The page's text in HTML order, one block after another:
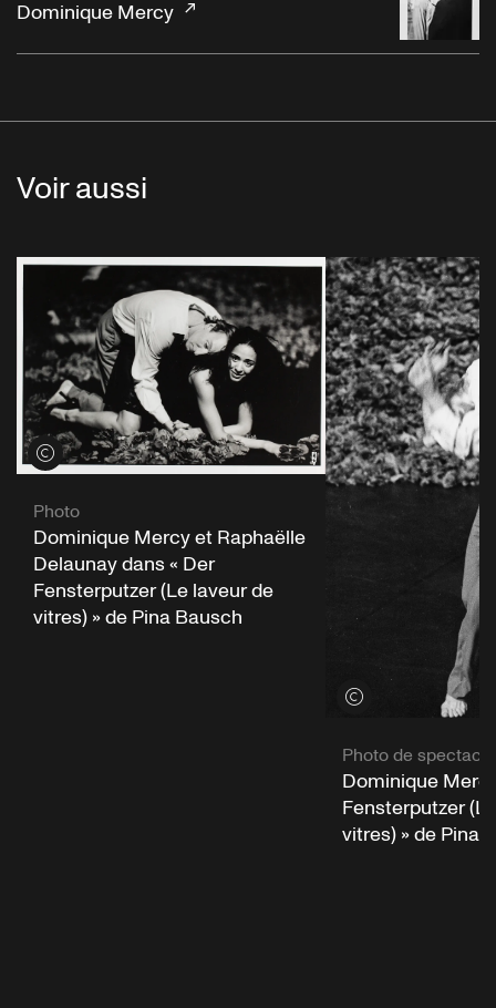
Dominique Mercy
Voir aussi
Voir les crédits
Photo
Dominique Mercy et Raphaëlle
Delaunay dans « Der
Fensterputzer (Le laveur de
vitres) » de Pina Bausch
Voir les crédits
Photo de spectacle
Dominique
Fensterputzer
vitres) » de Pina